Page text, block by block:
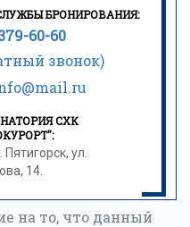
БРОНИРОВАНИЯ:
60-60
звонок)
СХК
Пятигорск, ул.
14.
на то, что данный